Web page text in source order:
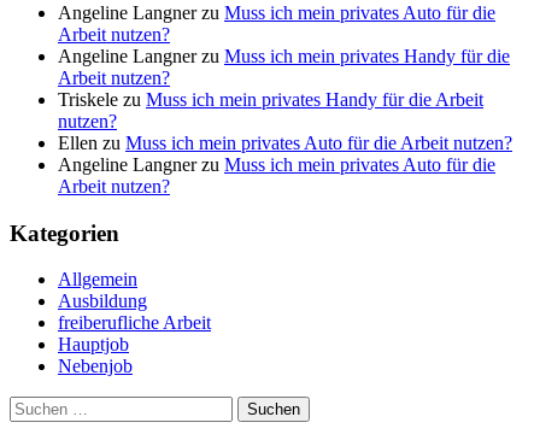
Angeline Langnerzu Muss ich mein privates Auto für die
Arbeit nutzen?
Angeline Langnerzu Muss ich mein privates Handy für die
Arbeit nutzen?
Triskele zu Muss ich mein privates Handy für die Arbeit
nutzen?
Ellen zu Muss ich mein privates Auto für die Arbeit nutzen?
Angeline Langnerzu Muss ich mein privates Auto für die
Arbeit nutzen?
Kategorien
Allgemein
Ausbildung
freiberufliche Arbeit
Hauptjob
Nebenjob
Suchen
nach: